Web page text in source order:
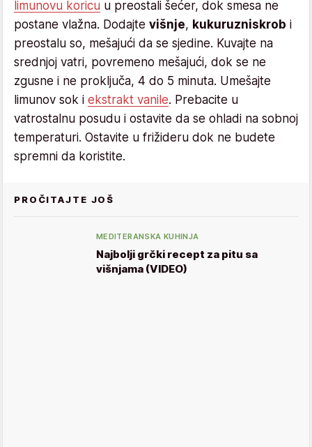
limunovu koricu u preostali šećer, dok smesa ne
postane vlažna. Dodajte višnje, kukuruzniskrob i
preostalu so, mešajući da se sjedine. Kuvajte na
srednjoj vatri, povremeno mešajući, dok se ne
zgusne i ne proključa, 4 do 5 minuta. Umešajte
limunov sok i ekstrakt vanile. Prebacite u
vatrostalnu posudu i ostavite da se ohladi na sobnoj
temperaturi. Ostavite u frižideru dok ne budete
spremni da koristite.
PROČITAJTE JOŠ
MEDITERANSKA KUHINJA
Najbolji grčki recept za pitu sa
višnjama (VIDEO)